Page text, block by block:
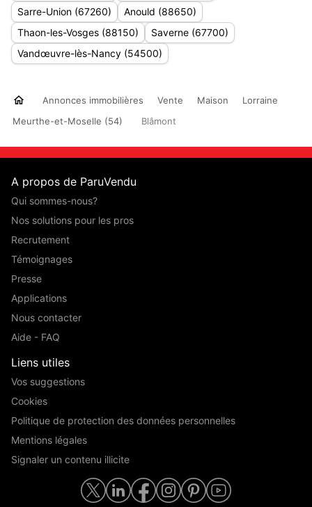
Sarre-Union (67260)
Anould (88650)
Thaon-les-Vosges (88150)
Saverne (67700)
Vandœuvre-lès-Nancy (54500)
Annonces immobilières Vente Maison
Lorraine
Meurthe-et-Moselle (54)
Blâmont
A propos de ParuVendu
Qui sommes-nous?
Nos solutions pour les pros
Recrutement
Témoignages
Presse
Applications
Nous contacter
Aide - FAQ
Liens utiles
Vos suggestions
Cookies
Politique de protection des données personnelles
Mentions légales
Signaler un contenu illicite